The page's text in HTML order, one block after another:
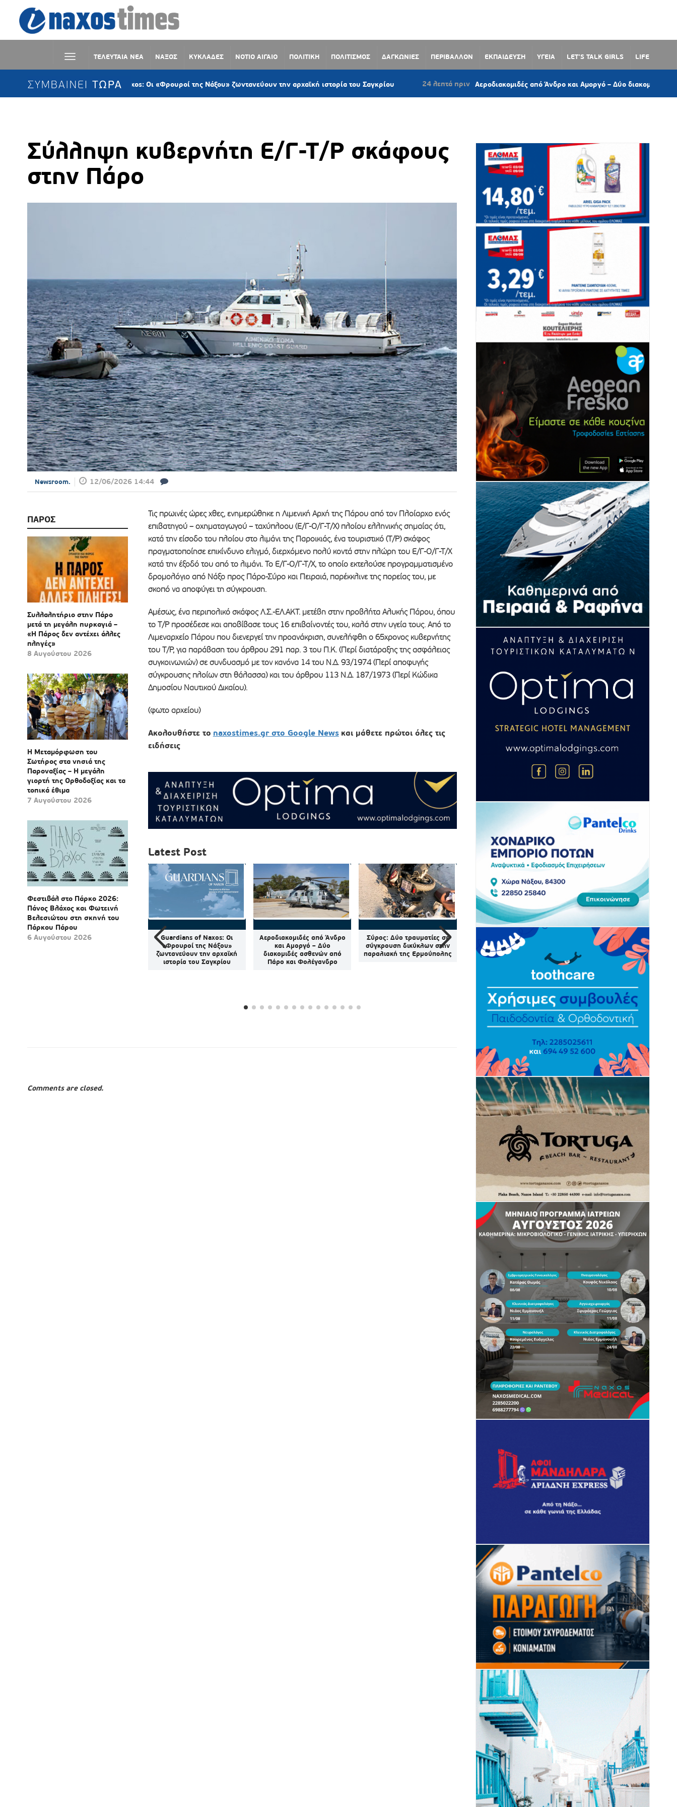
ΤΕΛΕΥΤΑΙΑ ΝΕΑ ΝΑΞΟΣ ΚΥΚΛΑΔΕΣ ΝΟΤΙΟ ΑΙΓΑΙΟ ΠΟΛΙΤΙΚΗ ΠΟΛΙΤΙΣΜΟΣ ΔΑΓΚΩΝΙΕΣ ΠΕΡΙΒΑΛΛΟΝ ΕΚΠΑΙΔΕΥΣΗ ΥΓΕΙΑ LET’S TALK GIRLS LIFE
ΣΥΜΒΑΙΝΕΙ ΤΩΡΑ
Guardians of Naxos: Οι «Φρουροί της Νάξου» ζωντανεύουν την αρχαϊκή ιστορία του Σαγκρίου 24 λεπτά πριν Αεροδιακομιδές από Άνδρο και Αμοργό – Δύο διακομιδές ασθενών
Σύλληψη κυβερνήτη Ε/Γ-Τ/Ρ σκάφους
στην Πάρο
Newsroom. 12/06/2026 14:44
ΠΑΡΟΣ
Συλλαλητήριο στην Πάρο
μετά τη μεγάλη πυρκαγιά –
«Η Πάρος δεν αντέχει άλλες
πληγές»
8 Αυγούστου 2026
Η Μεταμόρφωση του
Σωτήρος στα νησιά της
Παροναξίας – Η μεγάλη
γιορτή της Ορθοδοξίας και τα
τοπικά έθιμα
7 Αυγούστου 2026
Φεστιβάλ στο Πάρκο 2026:
Πάνος Βλάχος και Φωτεινή
Βελεσιώτου στη σκηνή του
Πάρκου Πάρου
6 Αυγούστου 2026
Τις πρωινές ώρες χθες, ενημερώθηκε η Λιμενική Αρχή της Πάρου από τον Πλοίαρχο ενός
επιβατηγού – οχηματαγωγού – ταχύπλοου (Ε/Γ-Ο/Γ-Τ/Χ) πλοίου ελληνικής σημαίας ότι,
κατά την είσοδο του πλοίου στο λιμάνι της Παροικιάς, ένα τουριστικό (Τ/Ρ) σκάφος
πραγματοποίησε επικίνδυνο ελιγμό, διερχόμενο πολύ κοντά στην πλώρη του Ε/Γ-Ο/Γ-Τ/Χ
κατά την έξοδό του από το λιμάνι. Το Ε/Γ-Ο/Γ-Τ/Χ, το οποίο εκτελούσε προγραμματισμένο
δρομολόγιο από Νάξο προς Πάρο-Σύρο και Πειραιά, παρέκκλινε της πορείας του, με
σκοπό να αποφύγει τη σύγκρουση.
Αμέσως, ένα περιπολικό σκάφος Λ.Σ.-ΕΛ.ΑΚΤ. μετέβη στην προβλήτα Αλυκής Πάρου, όπου
το Τ/Ρ προσέδεσε και αποβίβασε τους 16 επιβαίνοντές του, καλά στην υγεία τους. Από το
Λιμεναρχείο Πάρου που διενεργεί την προανάκριση, συνελήφθη ο 65χρονος κυβερνήτης
του Τ/Ρ, για παράβαση του άρθρου 291 παρ. 3 του Π.Κ. (Περί διατάραξης της ασφάλειας
συγκοινωνιών) σε συνδυασμό με τον κανόνα 14 του Ν.Δ. 93/1974 (Περί αποφυγής
σύγκρουσης πλοίων στη θάλασσα) και του άρθρου 113 Ν.Δ. 187/1973 (Περί Κώδικα
Δημοσίου Ναυτικού Δικαίου).
(φωτο αρχείου)
Ακολουθήστε το naxostimes.gr στο Google News και μάθετε πρώτοι όλες τις
ειδήσεις
Latest Post
«Έργο
Σύρος: Ομαλοποιήθηκε η
Guardians of Naxos: Οι
«Φρουροί της Νάξου»
ζωντανεύουν την αρχαϊκή
ιστορία του Σαγκρίου
Αεροδιακομιδές από Άνδρο
και Αμοργό – Δύο
διακομιδές ασθενών από
Πάρο και Φολέγανδρο
Σύρος: Δύο τραυματίες σε
σύγκρουση δικύκλων στην
παραλιακή της Ερμούπολης
Συλλήψεις σε Θήρα και
Τήνο για ναρκωτικά, κλοπή
και παραμέληση εποπτείας
Παρουσίαση του βιβλίου
«Τα Μνημεία του
Τραύματος» στον
Δαμαριώνα Νάξου
Comments are closed.